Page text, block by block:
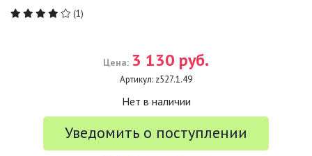
(1)
Цена: 3 130 руб.
Артикул: z527.1.49
Нет в наличии
Уведомить о поступлении